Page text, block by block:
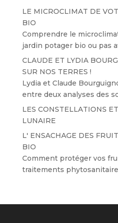
LE MICROCLIMAT DE
BIO
Comprendre le
jardin potager bio ou pas
CLAUDE ET LYDIA
SUR NOS TERRES !
Lydia et Claude
entre deux analyses des
LES CONSTELLATIONS
LUNAIRE
L' ENSACHAGE DES
BIO
Comment protéger vos
traitements